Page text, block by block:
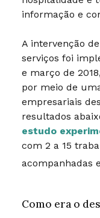
informação e
A intervenção
serviços foi
e março de
por meio de
empresariais
resultados
estudo
com 2 a 15
acompanhadas
Como era o